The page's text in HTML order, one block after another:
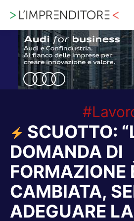
SCUOTTO:
DOMANDA DI
FORMAZIONE
CAMBIATA,
ADEGUARE LA